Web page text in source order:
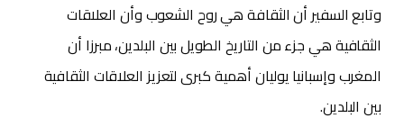
وتابع السفير أن الثقافة هي روح الشعوب وأن العلاقات
الثقافية هي جزء من التاريخ الطويل بين البلدين، مبرزا أن
المغرب وإسبانيا يوليان أهمية كبرى لتعزيز العلاقات الثقافية
بين البلدين.